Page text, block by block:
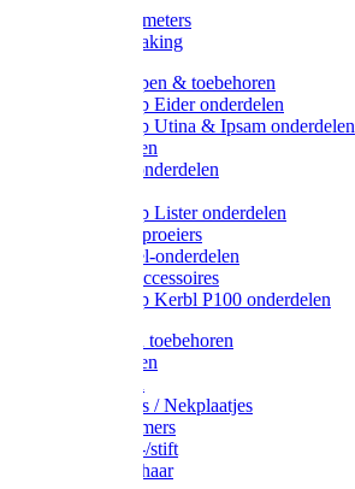
Wegers en meters
Video bewaking
Weidepompen & toebehoren
Weidepomp Eider onderdelen
Weidepomp Utina & Ipsam onderdelen
Drinkbakken
Drinkbak onderdelen
Weidepomp Lister onderdelen
Nippels / Sproeiers
Drinknippel-onderdelen
Drinkbak accessoires
Weidepomp Kerbl P100 onderdelen
Oormerken toebehoren
Enkelbanden
Halsplaatjes / Nekplaatjes
Kokernummers
Merkspray-/stift
Veemerkschaar